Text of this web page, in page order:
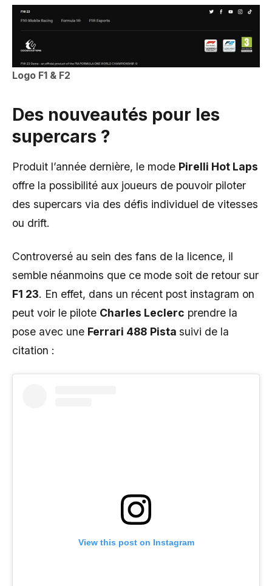
Logo F1 & F2
Des nouveautés pour les
supercars ?
Produit l’année dernière, le mode Pirelli Hot Laps
offre la possibilité aux joueurs de pouvoir piloter
des supercars via des défis individuel de vitesses
ou drift.
Controversé au sein des fans de la licence, il
semble néanmoins que ce mode soit de retour sur
F1 23. En effet, dans un récent post instagram on
peut voir le pilote Charles Leclerc prendre la
pose avec une Ferrari 488 Pista suivi de la
citation :
View this post on Instagram